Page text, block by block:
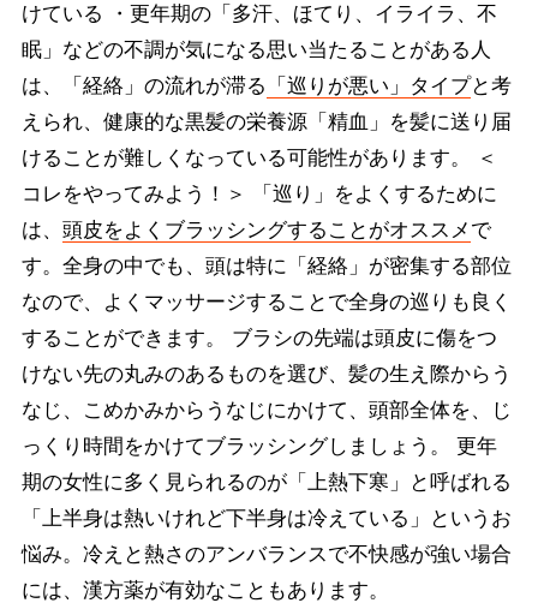
けている ・更年期の「多汗、ほてり、イライラ、不
眠」などの不調が気になる思い当たることがある人
は、「経絡」の流れが滞る
「巡りが悪い」タイプと考
えられ、健康的な黒髪の栄養源「精血」を髪に送り届
けることが難しくなっている可能性があります。 ＜
コレをやってみよう！＞ 「巡り」をよくするために
は、 頭皮をよくブラッシングすることがオススメ で
す。全身の中でも、頭は特に「経絡」が密集する部位
なので、よくマッサージすることで全身の巡りも良く
することができます。 ブラシの先端は頭皮に傷をつ
けない先の丸みのあるものを選び、髪の生え際からう
なじ、こめかみからうなじにかけて、頭部全体を、じ
っくり時間をかけてブラッシングしましょう。 更年
期の女性に多く見られるのが「上熱下寒」と呼ばれる
「上半身は熱いけれど下半身は冷えている」というお
悩み。冷えと熱さのアンバランスで不快感が強い場合
には、漢方薬が有効なこともあります。